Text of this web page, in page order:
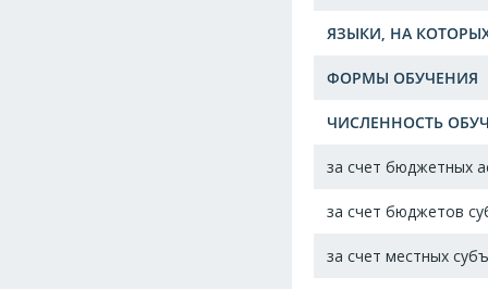
ЯЗЫКИ, НА
ФОРМЫ ОБУЧЕНИЯ
ЧИСЛЕННОСТЬ
за счет бюджетных
за счет бюджетов
за счет местных